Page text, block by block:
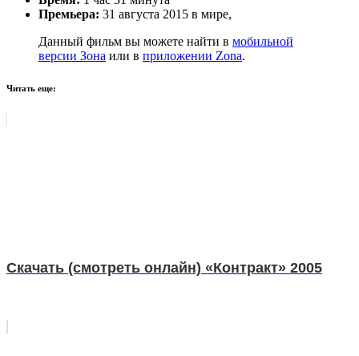
Премьера: 31 августа 2015 в мире,
Данный фильм вы можете найти в мобильной
версии Зона или в приложении Zona.
Читать еще:
Скачать (смотреть онлайн) «Контракт» 2005